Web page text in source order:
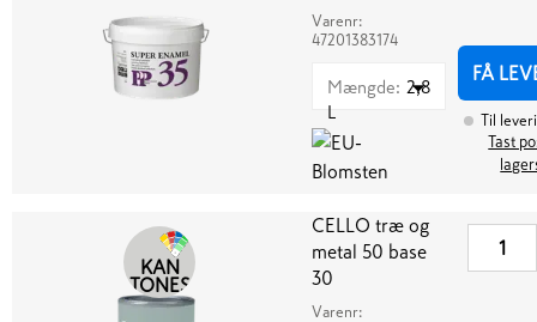
Varenr:
47201383174
Mængde: 2,8
FÅ
Til
Tast
KAN
TONES
CELLO træ og
metal 50 base
30
Varenr: